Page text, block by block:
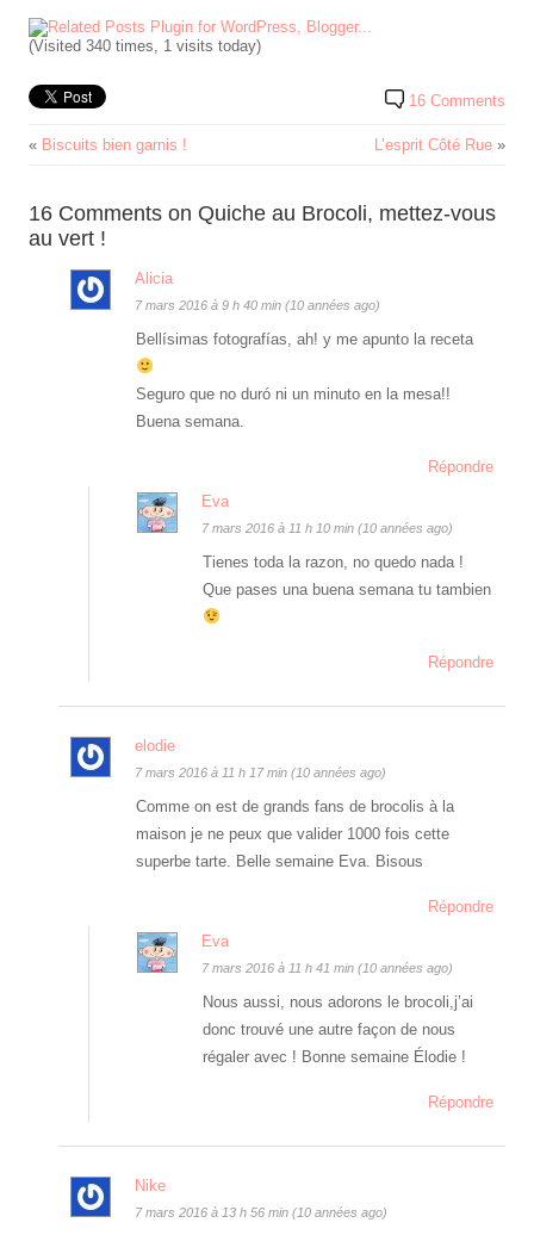
(Visited 340 times, 1 visits today)
16 Comments
« Biscuits bien garnis ! L’esprit Côté Rue »
16 Comments on Quiche au Brocoli, mettez-vous
au vert !
Alicia
7 mars 2016 à 9 h 40 min (10 années ago)
Bellísimas fotografías, ah! y me apunto la receta
Seguro que no duró ni un minuto en la mesa!!
Buena semana.
Répondre
Eva
7 mars 2016 à 11 h 10 min (10 années ago)
Tienes toda la razon, no quedo nada !
Que pases una buena semana tu tambien
Répondre
elodie
7 mars 2016 à 11 h 17 min (10 années ago)
Comme on est de grands fans de brocolis à la
maison je ne peux que valider 1000 fois cette
superbe tarte. Belle semaine Eva. Bisous
Répondre
Eva
7 mars 2016 à 11 h 41 min (10 années ago)
Nous aussi, nous adorons le brocoli,j’ai
donc trouvé une autre façon de nous
régaler avec ! Bonne semaine Élodie !
Répondre
Nike
7 mars 2016 à 13 h 56 min (10 années ago)